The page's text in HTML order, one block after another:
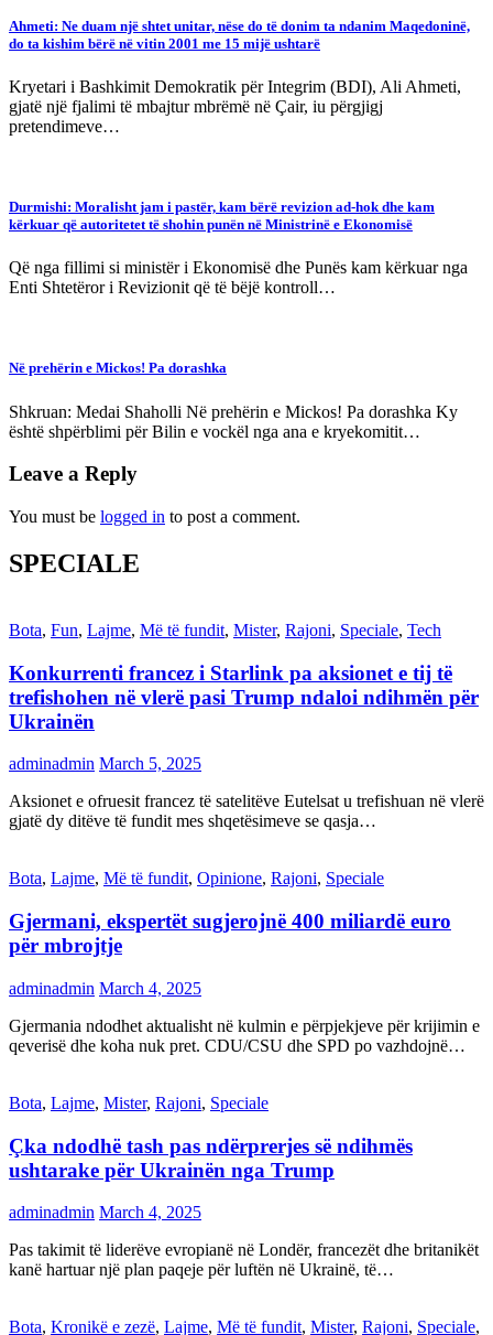
Ahmeti: Ne duam një shtet unitar, nëse do të donim ta ndanim Maqedoninë,
do ta kishim bërë në vitin 2001 me 15 mijë ushtarë
Kryetari i Bashkimit Demokratik për Integrim (BDI), Ali Ahmeti,
gjatë një fjalimi të mbajtur mbrëmë në Çair, iu përgjigj
pretendimeve…
Durmishi: Moralisht jam i pastër, kam bërë revizion ad-hok dhe kam
kërkuar që autoritetet të shohin punën në Ministrinë e Ekonomisë
Që nga fillimi si ministër i Ekonomisë dhe Punës kam kërkuar nga
Enti Shtetëror i Revizionit që të bëjë kontroll…
Në prehërin e Mickos! Pa dorashka
Shkruan: Medai Shaholli Në prehërin e Mickos! Pa dorashka Ky
është shpërblimi për Bilin e vockël nga ana e kryekomitit…
Leave a Reply
You must be logged in to post a comment.
SPECIALE
Bota, Fun, Lajme, Më të fundit, Mister, Rajoni, Speciale, Tech
Konkurrenti francez i Starlink pa aksionet e tij të
trefishohen në vlerë pasi Trump ndaloi ndihmën për
Ukrainën
adminadmin March 5, 2025
Aksionet e ofruesit francez të satelitëve Eutelsat u trefishuan në vlerë
gjatë dy ditëve të fundit mes shqetësimeve se qasja…
Bota, Lajme, Më të fundit, Opinione, Rajoni, Speciale
Gjermani, ekspertët sugjerojnë 400 miliardë euro
për mbrojtje
adminadmin March 4, 2025
Gjermania ndodhet aktualisht në kulmin e përpjekjeve për krijimin e
qeverisë dhe koha nuk pret. CDU/CSU dhe SPD po vazhdojnë…
Bota, Lajme, Mister, Rajoni, Speciale
Çka ndodhë tash pas ndërprerjes së ndihmës
ushtarake për Ukrainën nga Trump
adminadmin March 4, 2025
Pas takimit të liderëve evropianë në Londër, francezët dhe britanikët
kanë hartuar një plan paqeje për luftën në Ukrainë, të…
Bota, Kronikë e zezë, Lajme, Më të fundit, Mister, Rajoni, Speciale,